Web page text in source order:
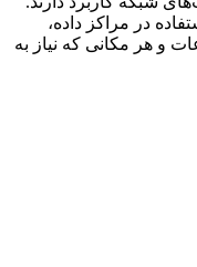
در مراکز داده،
و هر مکانی که نیاز به